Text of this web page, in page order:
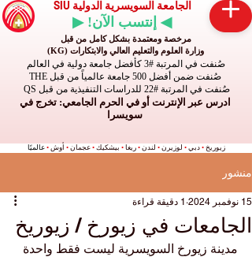
الجامعة السويسرية الدولية SIU
◀ إنتسب الآن! ▶
مرخصة ومعتمدة بشكل كامل من قبل
وزارة العلوم والتعليم العالي والابتكارات (KG)
صُنفت في المرتبة #3 كأفضل جامعة دولية في العالم
صُنفت ضمن أفضل 500 جامعة عالمياً من قبل THE
صُنفت في المرتبة #22 للدراسات التنفيذية من قبل QS
ادرس عبر الإنترنت أو في الحرم الجامعي: تخرج في
سويسرا
زيوريخ • دبي • لوزيرن • لندن • ريغا • بيشكيك • عجمان • أوش • عالميًا
منشور
الجامعات في زيورخ / زيوريخ
15 نوفمبر 2024 1 دقيقة قراءة
مدينة زيورخ السويسرية ليست فقط واحدة